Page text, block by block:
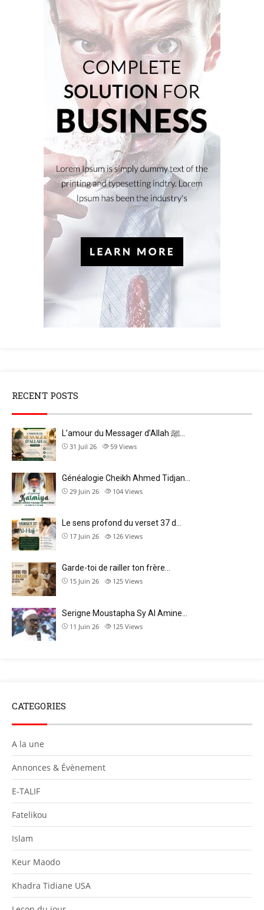
RECENT POSTS
31 Juil 26 59 Views
Généalogie Cheikh Ahmed Tidjan…
29 Juin 26 104 Views
Le sens profond du verset 37 d…
17 Juin 26 126 Views
Garde-toi de railler ton frère…
15 Juin 26 125 Views
Serigne Moustapha Sy Al Amine…
11 Juin 26 125 Views
CATEGORIES
A la une
Annonces & Évènement
E-TALIF
Fatelikou
Islam
Keur Maodo
Khadra Tidiane USA